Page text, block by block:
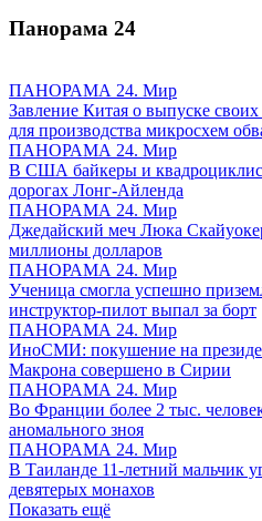
Панорама 24
ПАНОРАМА 24. Мир
Завление Китая о выпуске
для производства микросхем
ПАНОРАМА 24. Мир
В США байкеры и
дорогах Лонг-Айленда
ПАНОРАМА 24. Мир
Джедайский меч Люка
миллионы долларов
ПАНОРАМА 24. Мир
Ученица смогла успешно
инструктор-пилот выпал за борт
ПАНОРАМА 24. Мир
ИноСМИ: покушение на
Макрона совершено в Сирии
ПАНОРАМА 24. Мир
Во Франции более 2 тыс.
аномального зноя
ПАНОРАМА 24. Мир
В Таиланде 11-летний мальчик
девятерых монахов
Показать ещё